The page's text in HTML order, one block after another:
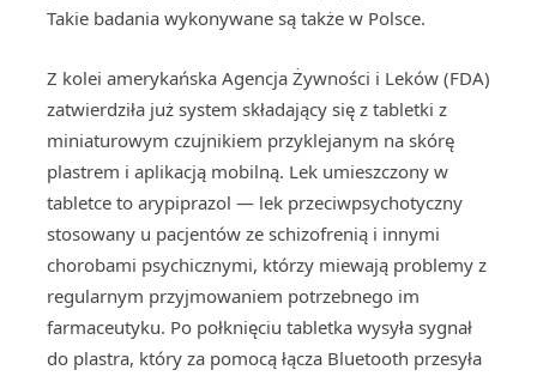
Takie badania wykonywane są także w Polsce.
Z kolei amerykańska Agencja Żywności i Leków (FDA)
zatwierdziła już system składający się z tabletki z
miniaturowym czujnikiem przyklejanym na skórę
plastrem i aplikacją mobilną. Lek umieszczony w
tabletce to arypiprazol — lek przeciwpsychotyczny
stosowany u pacjentów ze schizofrenią i innymi
chorobami psychicznymi, którzy miewają problemy z
regularnym przyjmowaniem potrzebnego im
farmaceutyku. Po połknięciu tabletka wysyła sygnał
do plastra, który za pomocą łącza Bluetooth przesyła